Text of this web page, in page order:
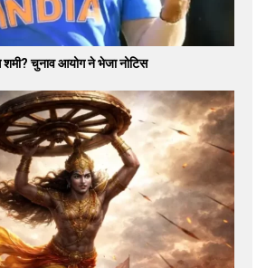
चुनाव आयोग ने भेजा नोटिस